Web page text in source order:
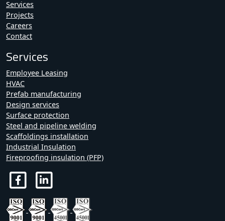
Services
Projects
Careers
Contact
Services
Employee Leasing
HVAC
Prefab manufacturing
Design services
Surface protection
Steel and pipeline welding
Scaffoldings installation
Industrial Insulation
Fireproofing insulation (PFP)